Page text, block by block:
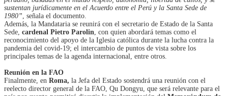
sustentan jurídicamente en el Acuerdo entre el Perú y la Santa Sede de
1980”, señala el documento.
Además, la Mandataria se reunirá con el secretario de Estado de la Santa
Sede, cardenal Pietro Parolin, con quien abordará temas como el
reconocimiento del apoyo de la Iglesia católica durante la lucha contra la
pandemia del covid-19; el intercambio de puntos de vista sobre los
principales temas de la agenda internacional, entre otros.
Reunión en la FAO
Finalmente, en Roma, la Jefa del Estado sostendrá una reunión con el
reelecto director general de la FAO, Qu Dongyu, que será relevante para el